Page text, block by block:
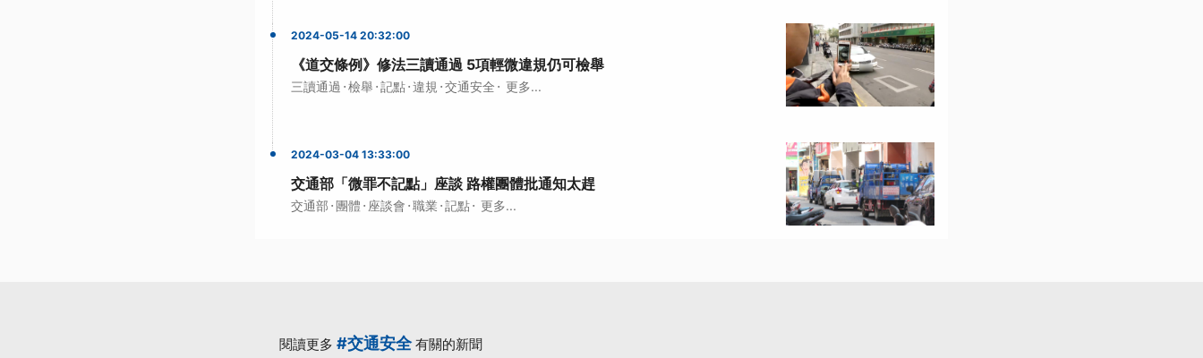
2024-05-14 20:32:00
《道交條例》修法三讀通過 5項輕微違規仍可檢舉
三讀通過 ·檢舉 ·記點·違規 ·交通安全 · 更多...
2024-03-04 13:33:00
交通部「微罪不記點」座談 路權團體批通知太趕
交通部 ·團體 · 座談會 ·職業 ·記點· 更多...
閱讀更多 #交通安全有關的新聞